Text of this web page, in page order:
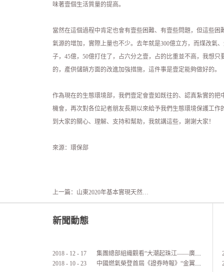
味著壹個生活質量的提高。
當然在這個過程中肯定也會有壹些困難、有壹些問題，但這些
氣源的增加，實際上量也不少。去年就是300億立方，而煤改氣
子，45億，50億打住了，占六分之壹，占的比重並不高，我想
的，產供儲銷方面的改進加強措施，這件事是壹定能夠做好的。
作為現在的生態環境部，我們壹定會壹如既往的、認真紮實的
機會，再次對各位記者朋友長期以來給予我們生態環境保護工
到大家的關心、理解、支持和幫助，我就講這些，謝謝大家！
來源：環保部
上一篇： 山東2020年基本實現天然氣供應“鎮鎮通”
新聞動態
2018 - 12 - 17 集團總部組織觀看“大潮起珠江——廣東改革開放40周年展覽”活動
2018 - 10 - 23 中國燃氣榮登首屆《證券時報》“金翼獎”港股通公司價值實力榜